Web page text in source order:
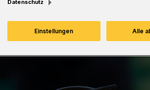
Datenschutz
Einstellungen Alle